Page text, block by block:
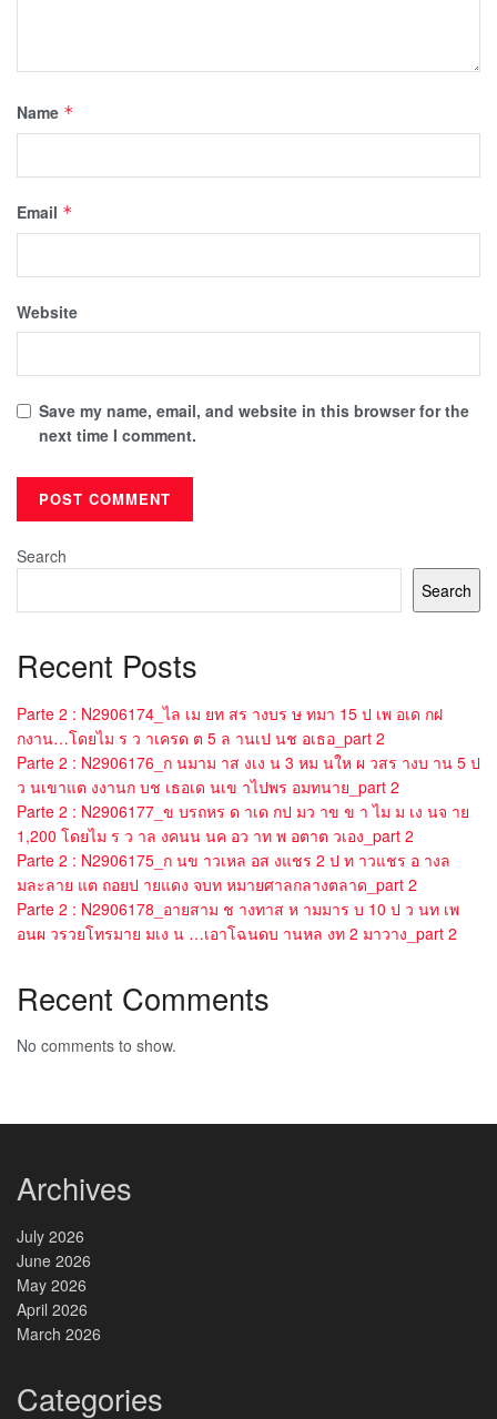
Name *
Email *
Website
Save my name, email, and website in this browser for the
next time I comment.
Search
Search
Recent Posts
Parte 2 : N2906174_ไล เม ยท สร างบร ษ ทมา 15 ป เพ อเด กฝ
กงาน…โดยไม ร ว าเครด ต 5 ล านเป นช อเธอ_part 2
Parte 2 : N2906176_ก นมาม าส งเง น 3 หม นให ผ วสร างบ าน 5 ป
ว นเขาแต งงานก บช เธอเด นเข าไปพร อมทนาย_part 2
Parte 2 : N2906177_ข บรถหร ด าเด กป มว าข ข า ไม ม เง นจ าย
1,200 โดยไม ร ว าล งคนน นค อว าท พ อตาต วเอง_part 2
Parte 2 : N2906175_ก นข าวเหล อส งแชร 2 ป ท าวแชร อ างล
มละลาย แต ถอยป ายแดง จบท หมายศาลกลางตลาด_part 2
Parte 2 : N2906178_อายสาม ช างทาส ห ามมาร บ 10 ป ว นท เพ
อนผ วรวยโทรมาย มเง น …เอาโฉนดบ านหล งท 2 มาวาง_part 2
Recent Comments
No comments to show.
Archives
July 2026
June 2026
May 2026
April 2026
March 2026
Categories